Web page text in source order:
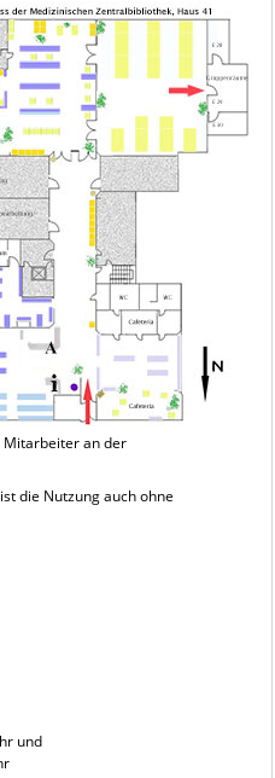
Mitarbeiter an der
die Nutzung auch ohne
und